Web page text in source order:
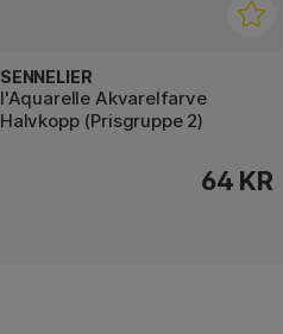
SENNELIER
l'Aquarelle Akvarelfarve
Halvkopp (Prisgruppe 2)
64 KR